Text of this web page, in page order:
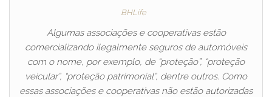
BHLife
Algumas associações e cooperativas estão
comercializando ilegalmente seguros de automóveis
com o nome, por exemplo, de “proteção”, “proteção
veicular”, “proteção patrimonial”, dentre outros. Como
essas associações e cooperativas não estão autorizadas